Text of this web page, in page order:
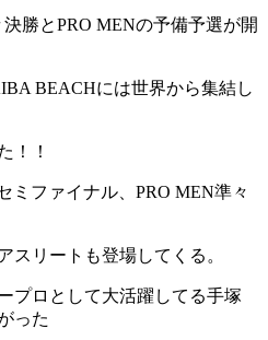
勝とPRO MENの予備予選が開
BEACHには世界から集結し
！！
ミファイナル、PRO MEN準々
スリートも登場してくる。
プロとして大活躍してる手塚
った